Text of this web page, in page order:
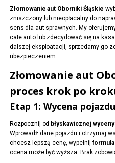
Złomowanie aut Oborniki Śląskie
zniszczony lub nieopłacalny do
sens dla aut sprawnych. My
całe auto lub zdecydować się na
dalszej eksploatacji, sprzedamy go
ubezpieczeniem.
Złomowanie aut
proces krok po
Etap 1: Wycena pojazdu
Rozpocznij od błyskawicznej
Wprowadź dane pojazdu i otrzymaj
chcesz lepszą cenę, wypełnij
ocena może być wyższa. Brak